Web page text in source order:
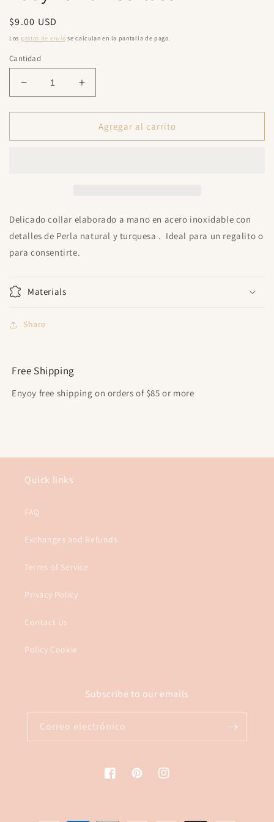
una
modal
Precio
habitual
$9.00 USD
Los gastos de envío se calculan en la pantalla de pago.
Cantidad
Reducir
cantidad
para
Turka
Aumentar
cantidad
para
Baby
Turka
Agregar al carrito
Delicado collar elaborado a mano en acero inoxidable con
detalles de Perla natural y turquesa . Ideal para un regalito o
para consentirte.
Materials
Share
Free Shipping
Enyoy free shipping on orders of $85 or more
Quick links
FAQ
Exchanges and Refunds
Terms of Service
Privacy Policy
Contact Us
Policy Cookie
Subscribe to our emails
Correo electrónico
FacebookPinterestInstagram